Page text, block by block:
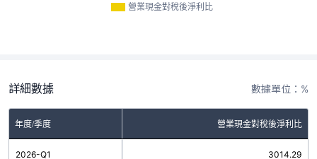
營業現金對稅後淨利比
詳細數據 數據單位：%
年度/季度 營業現金對稅後淨利比
2026-Q1 3014.29